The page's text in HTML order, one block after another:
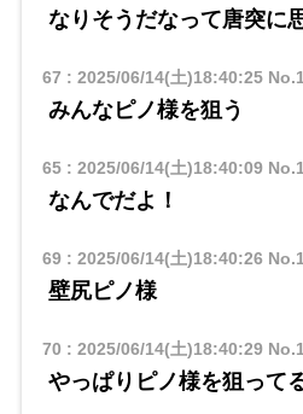
なりそうだなって唐突に
67 : 2025/06/14(土)18:40:25
みんなピノ様を狙う
65: 2025/06/14(土)18:40:09
なんでだよ！
69: 2025/06/14(土)18:40:26
壁尻ピノ様
70 : 2025/06/14(土)18:40:29
やっぱりピノ様を狙って